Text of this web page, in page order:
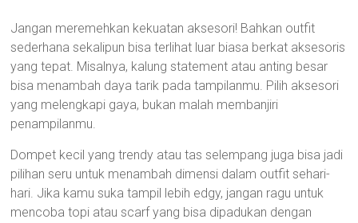
Jangan meremehkan kekuatan aksesori! Bahkan outfit
sederhana sekalipun bisa terlihat luar biasa berkat aksesoris
yang tepat. Misalnya, kalung statement atau anting besar
bisa menambah daya tarik pada tampilanmu. Pilih aksesori
yang melengkapi gaya, bukan malah membanjiri
penampilanmu.
Dompet kecil yang trendy atau tas selempang juga bisa jadi
pilihan seru untuk menambah dimensi dalam outfit sehari-
hari. Jika kamu suka tampil lebih edgy, jangan ragu untuk
mencoba topi atau scarf yang bisa dipadukan dengan